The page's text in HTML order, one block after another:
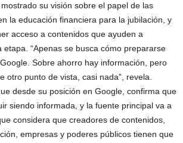
su visión sobre el papel de las
la educación financiera para la jubilación, y
acceso a contenidos que ayuden a
etapa. “Apenas se busca cómo prepararse
Sobre ahorro hay información, pero
otro punto de vista, casi nada”, revela.
desde su posición en Google, confirma que
siendo informada, y la fuente principal va a
considera que creadores de contenidos,
empresas y poderes públicos tienen que